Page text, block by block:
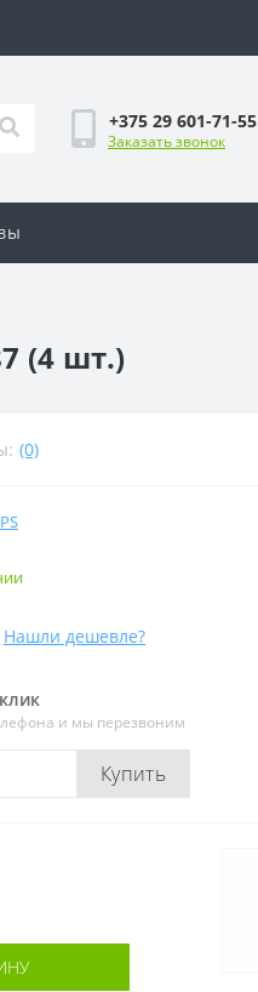
+375 29 601-71-55
Заказать звонок
(4 шт.)
(0)
Нашли дешевле?
и мы перезвоним
Купить